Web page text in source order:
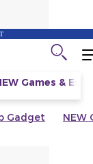
Games &
Gadget NEW